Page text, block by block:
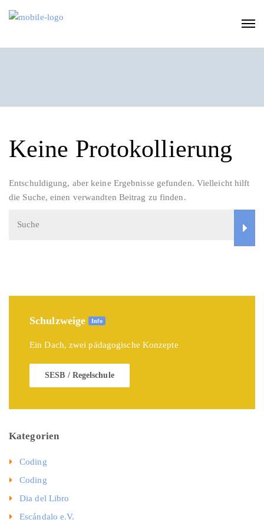
Keine Protokollierung
Entschuldigung, aber keine Ergebnisse gefunden. Vielleicht hilft
die Suche, einen verwandten Beitrag zu finden.
Schulzweige Info
Ein Dach, zwei pädagogische Konzepte
SESB / Regelschule
Kategorien
Coding
Coding
Dia del Libro
Escándalo e.V.